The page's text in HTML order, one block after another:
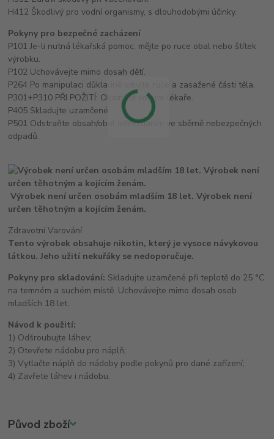
H412 Škodlivý pro vodní organismy, s dlouhodobými účinky.
Pokyny pro bezpečné zacházení
P101 Je-li nutná lékařská pomoc, mějte po ruce obal nebo štítek
výrobku.
P102 Uchovávejte mimo dosah dětí.
P264 Po manipulaci důkladně omyjte ruce a zasažené části těla.
P301+P310 PŘI POŽITÍ: Okamžitě volejte lékaře.
P405 Skladujte uzamčené.
P501 Odstraňte obsah/obal odevzdáním ve sběrně nebezpečných
odpadů.
Výrobek není určen osobám mladším 18 let. Výrobek není
určen těhotným a kojícím ženám.
Zdravotní Varování
Tento výrobek obsahuje nikotin, který je vysoce návykovou
látkou. Jeho užití nekuřáky se nedoporučuje.
Pokyny pro skladování: Skladujte uzamčené při teplotě do 25 °C
na temném a suchém místě. Uchovávejte mimo dosah osob
mladších 18 let.
Návod k použití:
1) Odšroubujte láhev;
2) Otevřete nádobu pro náplň;
3) Vytlačte náplň do nádoby podle pokynů pro dané zařízení;
4) Zavřete láhev i nádobu.
Původ zboží